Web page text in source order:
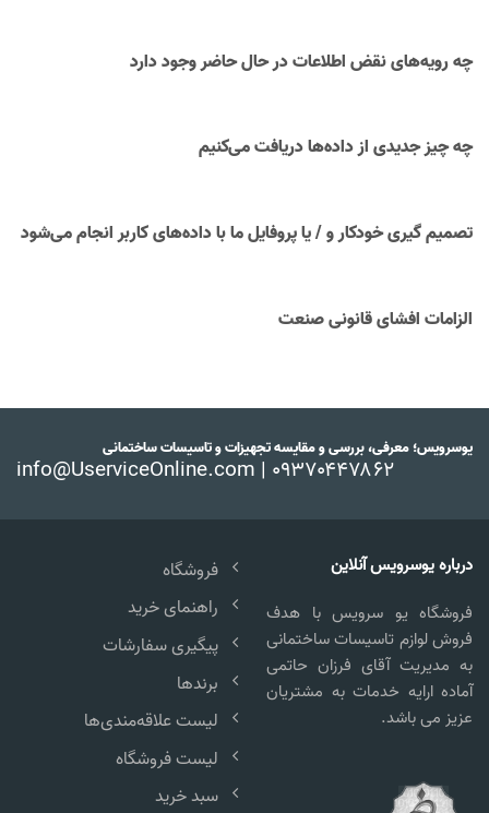
چه رویه‌های نقض اطلاعات در حال حاضر وجود دارد
چه چیز جدیدی از داده‌ها دریافت می‌کنیم
تصمیم گیری خودکار و / یا پروفایل ما با داده‌های کاربر انجام می‌شود
الزامات افشای قانونی صنعت
یوسرویس؛ معرفی، بررسی و مقایسه تجهیزات و تاسیسات ساختمانی
info@UserviceOnline.com | ۰۹۳۷۰۴۴۷۸۶۲
درباره یوسرویس آنلاین
فروشگاه یو سرویس با هدف
فروش لوازم تاسیسات ساختمانی
به مدیریت آقای فرزان حاتمی
آماده ارایه خدمات به مشتریان
عزیز می باشد.
فروشگاه
راهنمای خرید
پیگیری سفارشات
برندها
لیست علاقه‌مندی‌ها
لیست فروشگاه
سبد خرید